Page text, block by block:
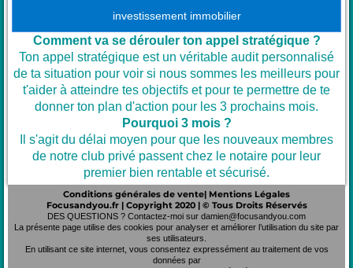
investissement immobilier
Comment va se dérouler ton appel stratégique ?
Ton appel stratégique est un véritable audit personnalisé
de ta situation pour voir si nous sommes les meilleurs pour
t'aider à atteindre tes objectifs et pour te permettre de te
donner ton plan d'action pour les 3 prochains mois.
Pourquoi 3 mois ?
Il s'agit du délai moyen pour que les nouveaux membres
de notre club privé passent chez le notaire pour leur
premier bien rentable et sécurisé.
Conditions générales de vente| Mentions Légales
Focusandyou.fr | Copyright 2020 | © Tous Droits Réservés
DES QUESTIONS ? Contactez-moi sur damien@focusandyou.com
La présente page utilise des cookies pour analyser et améliorer l’utilisation du site par
ses utilisateurs.
En utilisant ce site internet, vous consentez expressément au traitement de vos
données par